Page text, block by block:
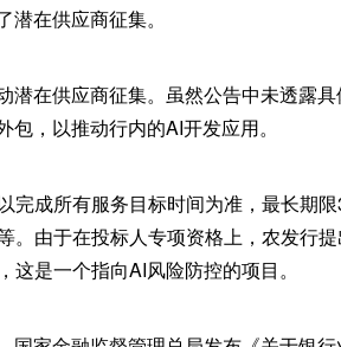
在供应商征集。
在供应商征集。虽然公告中未透露
，以推动行内的AI开发应用。
完成所有服务目标时间为准，最长期
。由于在投标人专项资格上，农发行
是一个指向AI风险防控的项目。